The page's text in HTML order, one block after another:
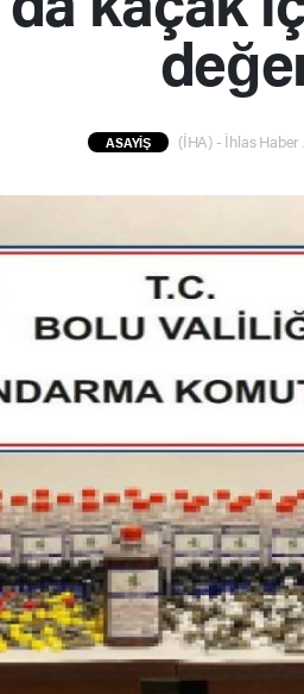
ASAYİŞ (İHA) - İhlas Haber